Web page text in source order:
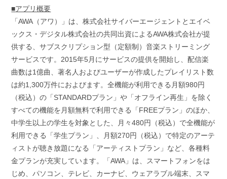
■アプリ概要
「AWA（アワ）」は、株式会社サイバーエージェントとエイベ
ックス・デジタル株式会社の共同出資によるAWA株式会社が提
供する、サブスクリプション型（定額制）音楽ストリーミング
サービスです。2015年5月にサービスの提供を開始し、配信楽
曲数は1億曲、著名人およびユーザーが作成したプレイリスト数
は約1,300万件におよびます。全機能が利用できる月額980円
（税込）の「STANDARDプラン」や「オフライン再生」を除く
すべての機能を月額無料で利用できる「FREEプラン」のほか、
中学生以上の学生を対象とした、月々480円（税込）で全機能が
利用できる「学生プラン」、月額270円（税込）で特定のアーテ
ィストが聴き放題になる「アーティストプラン」など、各種料
金プランが充実しています。「AWA」は、スマートフォンをは
じめ、パソコン、テレビ、カーナビ、ウェアラブル端末、スマ